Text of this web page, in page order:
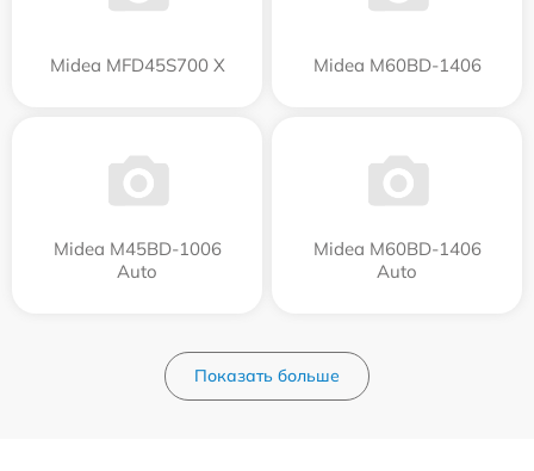
Midea MFD45S700 X Midea M60BD-1406
Midea M45BD-1006
Auto
Midea M60BD-1406
Auto
Показать больше